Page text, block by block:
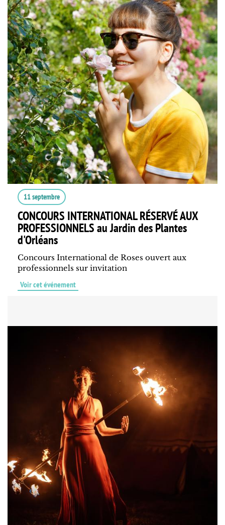
11 septembre
CONCOURS INTERNATIONAL RÉSERVÉ AUX
PROFESSIONNELS au Jardin des Plantes
d'Orléans
Concours International de Roses ouvert aux
professionnels sur invitation
Voir cet événement